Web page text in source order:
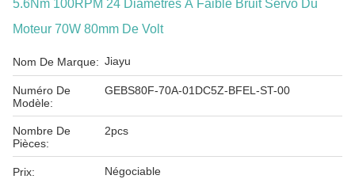
5.6Nm 100RPM 24 Diamètres À Faible Bruit Servo Du
Moteur 70W 80mm De Volt
Nom De Marque: Jiayu
Numéro De
Modèle:
GEBS80F-70A-01DC5Z-BFEL-ST-00
Nombre De
Pièces:
2pcs
Prix: Négociable